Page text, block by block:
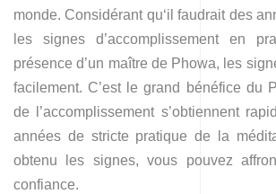
monde. Considérant qu‘il faudrait des
les signes d’accomplissement en
présence d’un maître de Phowa, les
facilement. C’est le grand bénéfice du
de l’accomplissement s’obtiennent
années de stricte pratique de la
obtenu les signes, vous pouvez
confiance.